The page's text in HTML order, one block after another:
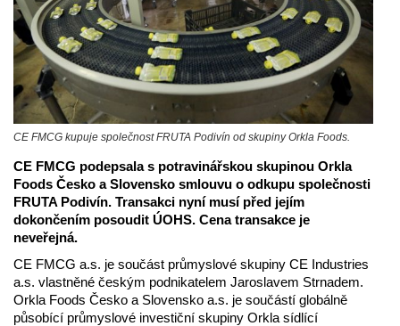
CE FMCG kupuje společnost FRUTA Podivín od skupiny Orkla Foods.
CE FMCG podepsala s potravinářskou skupinou Orkla
Foods Česko a Slovensko smlouvu o odkupu společnosti
FRUTA Podivín. Transakci nyní musí před jejím
dokončením posoudit ÚOHS. Cena transakce je
neveřejná.
CE FMCG a.s. je součást průmyslové skupiny CE Industries
a.s. vlastněné českým podnikatelem Jaroslavem Strnadem.
Orkla Foods Česko a Slovensko a.s. je součástí globálně
působící průmyslové investiční skupiny Orkla sídlící